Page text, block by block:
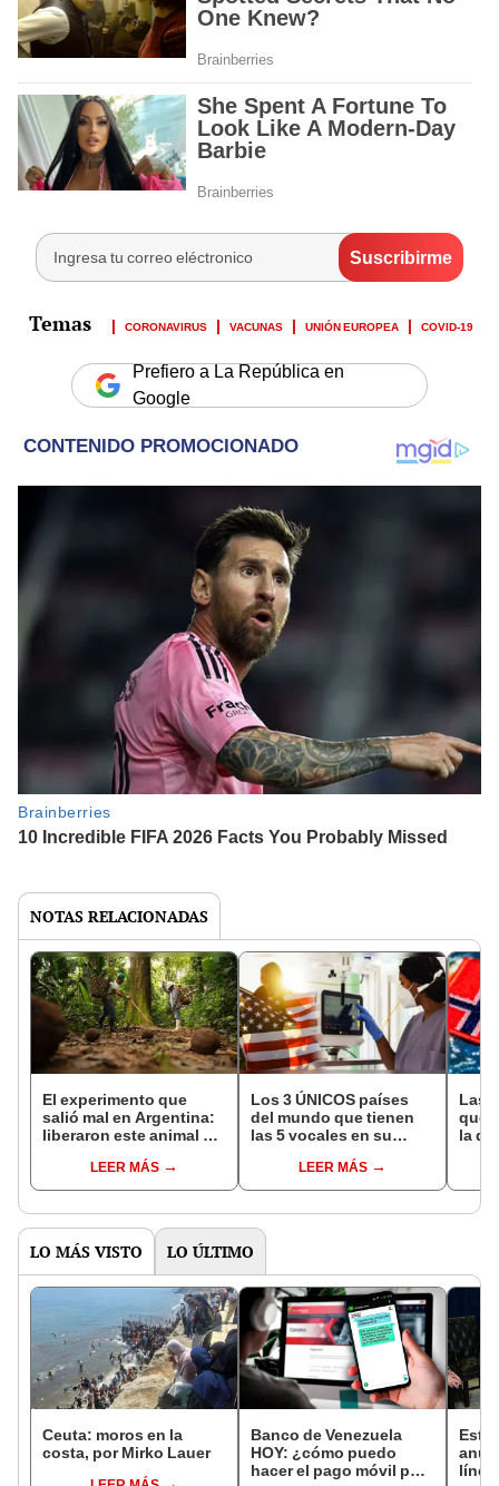
CORONAVIRUS VACUNAS UNIÓN EUROPEA COVID-19
Prefiero a La República en
Google
NOTAS RELACIONADAS
El experimento que
salió mal en Argentina:
liberaron este animal y
bosques milenarios de
la Patagonia
LEER MÁS
Los 3 ÚNICOS países
del mundo que tienen
las 5 vocales en su
con unoLEER MÁS
Las
que
la de
LO MÁS VISTO LO ÚLTIMO
Ceuta: moros en la
costa, por Mirko Lauer
Banco de Venezuela
HOY: ¿cómo puedo
hacer el pago móvil por
línea